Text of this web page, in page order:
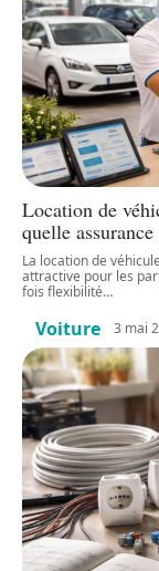
Location de
quelle
La location de
attractive pour les
fois flexibilité…
Voiture 3 mai